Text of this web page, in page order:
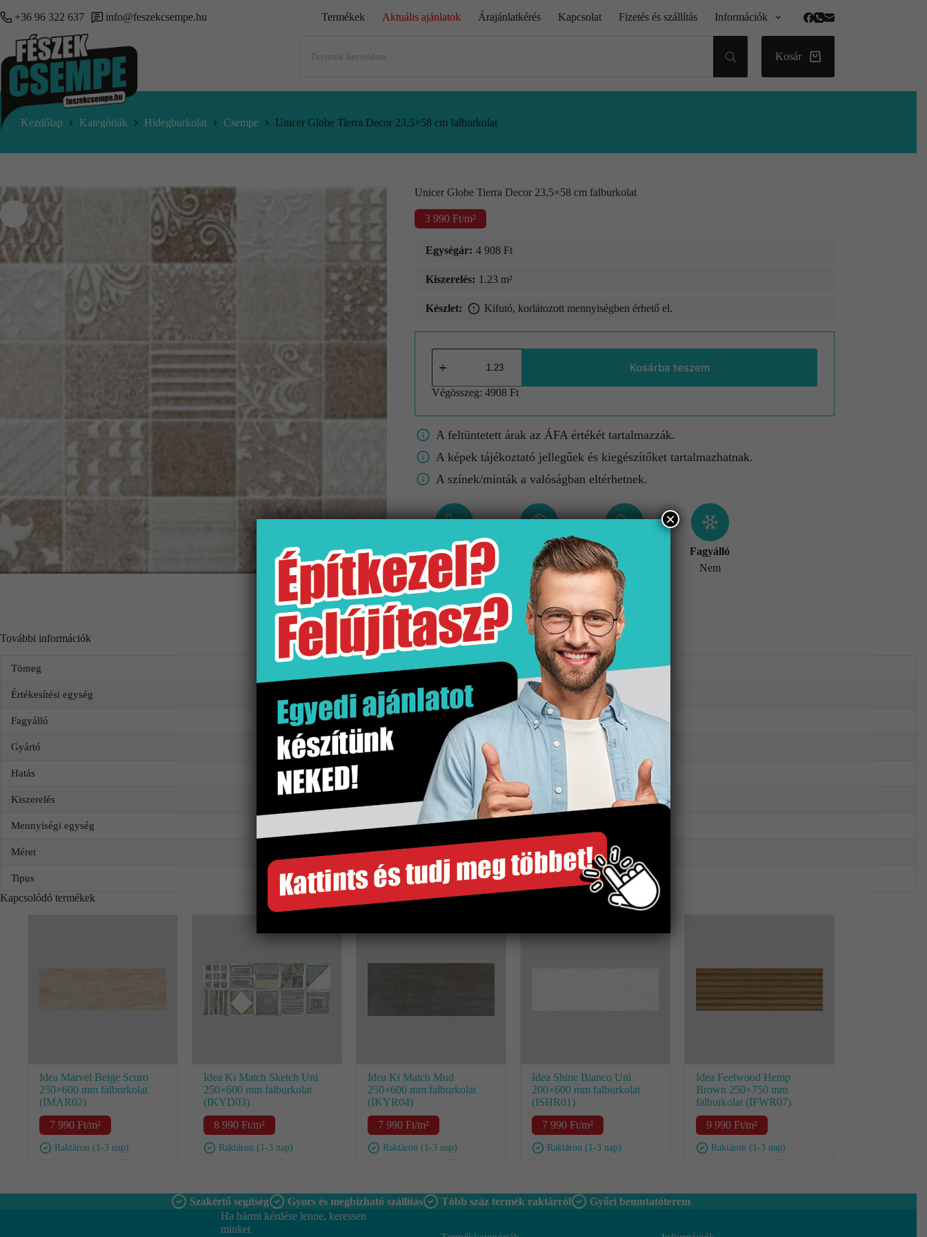
+36 96 322 637 info@feszekcsempe.hu Termékek Aktuális ajánlatok Árajánlatkérés Kapcsolat Fizetés és szállítás Információk
Kosár
Kezdőlap Kategóriák Hidegburkolat Csempe Unicer Globe Tierra Decor 23,5×58 cm falburkolat
Unicer Globe Tierra Decor 23,5×58 cm falburkolat
3 990 Ft/m²
Egységár: 4 908 Ft
Kiszerelés: 1.23 m²
Készlet: Kifutó, korlátozott mennyiségben érhető el.
Kosárba teszem
Végösszeg:4908 Ft
A feltüntetett árak az ÁFA értékét tartalmazzák.
A képek tájékoztató jellegűek és kiegészítőket tartalmazhatnak.
A színek/minták a valóságban eltérhetnek.
Gyártó
Unicer
Kiszerelés
1.23 m2
Méret
235x580 mm
Fagyálló
Nem
További információk
Tömeg 22 kg
Értékesítési egység doboz
Fagyálló Nem
Gyártó Unicer
Hatás Kőhatás
Kiszerelés 1.23 m2
Mennyiségi egység
Méret 235×580 mm
Tipus Falburkolat
Kapcsolódó termékek
Idea Marvel Beige Scuro
250×600 mm falburkolat
(IMAR02)
7 990 Ft/m²
Raktáron (1-3 nap)
Idea Ki Match Sketch Uni
250×600 mm falburkolat
(IKYD03)
8 990 Ft/m²
Raktáron (1-3 nap)
Idea Ki Match Mud
250×600 mm falburkolat
(IKYR04)
7 990 Ft/m²
Raktáron (1-3 nap)
Idea Shine Bianco Uni
200×600 mm falburkolat
(ISHR01)
7 990 Ft/m²
Raktáron (1-3 nap)
Idea Feelwood Hemp
Brown 250×750 mm
falburkolat (IFWR07)
9 990 Ft/m²
Raktáron (1-3 nap)
Szakértő segítség Gyors és megbízható szállítás Több száz termék raktárról
Győri bemutatóterem
Ha bármi kérdése lenne, keressen
minket
×